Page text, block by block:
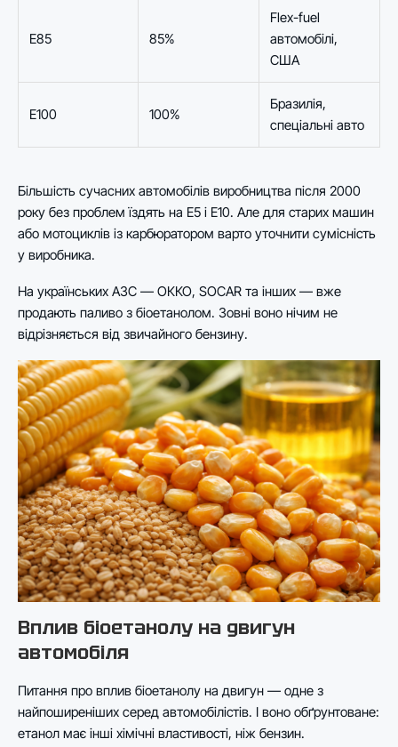
E85 85%
Flex-fuel
автомобілі,
США
E100 100%
Бразилія,
спеціальні авто
Більшість сучасних автомобілів виробництва після 2000
року без проблем їздять на E5 і E10. Але для старих машин
або мотоциклів із карбюратором варто уточнити сумісність
у виробника.
На українських АЗС — ОККО, SOCAR та інших — вже
продають паливо з біоетанолом. Зовні воно нічим не
відрізняється від звичайного бензину.
Вплив біоетанолу на двигун
автомобіля
Питання про вплив біоетанолу на двигун — одне з
найпоширеніших серед автомобілістів. І воно обґрунтоване:
етанол має інші хімічні властивості, ніж бензин.